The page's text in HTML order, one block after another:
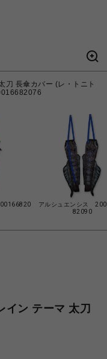
刀 長傘カバー (レ・トニト
アルシュエンシス
82090
イン テーマ 太刀